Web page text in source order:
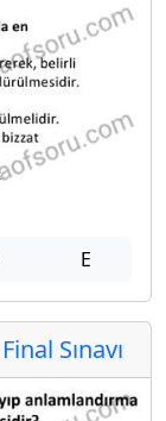
E
Sınavı